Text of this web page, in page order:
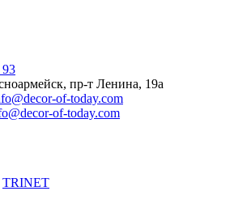
93
пр-т Ленина, 19а
of-today.com
of-today.com
TRINET